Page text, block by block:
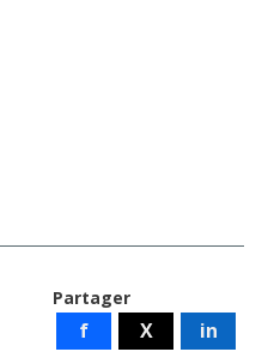
Partager
f X in